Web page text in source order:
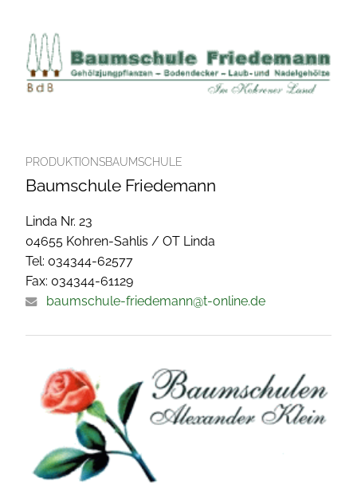
PRODUKTIONSBAUMSCHULE
Baumschule Friedemann
Linda Nr. 23
04655 Kohren-Sahlis / OT Linda
Tel: 034344-62577
Fax: 034344-61129
baumschule-friedemann@t-online.de